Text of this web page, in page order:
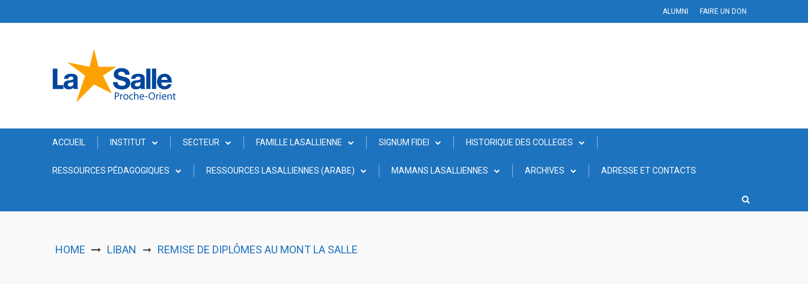
ALUMNI FAIRE UN DON
ACCUEIL INSTITUT SECTEUR FAMILLE LASALLIENNE SIGNUM FIDEI HISTORIQUE DES COLLEGES
RESSOURCES PÉDAGOGIQUES RESSOURCES LASALLIENNES (ARABE) MAMANS LASALLIENNES ARCHIVES ADRESSE ET CONTACTS
HOME LIBAN ➞ REMISE DE DIPLÔMES AU MONT LA SALLE